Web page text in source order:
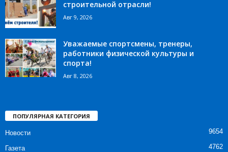
строительной отрасли!
Авг 9, 2026
Уважаемые спортсмены, тренеры,
работники физической культуры и
спорта!
Авг 8, 2026
ПОПУЛЯРНАЯ КАТЕГОРИЯ
Новости 9654
Газета 4762